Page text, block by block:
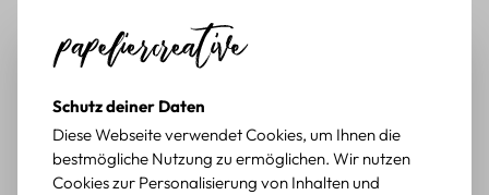
Schöne Motive
Tolle Motive, Briefmarken gehen zu vielen Projekten,
BEWERTETER ARTIKEL
Retro Briefmarken Sticker Set – 45 Papier-
Sticker mit Wald- und Tiermotiven
Schutz deiner Daten
Diese Webseite verwendet Cookies, um Ihnen die
bestmögliche Nutzung zu ermöglichen. Wir nutzen
Cookies zur Personalisierung von Inhalten und